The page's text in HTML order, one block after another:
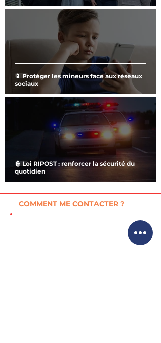
📱 Protéger les mineurs face aux réseaux
sociaux
👮 Loi RIPOST : renforcer la sécurité du
quotidien
COMMENT ME CONTACTER ?